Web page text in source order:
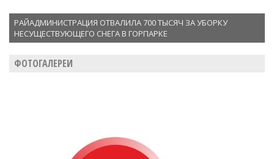
РАЙАДМИНИСТРАЦИЯ ОТВАЛИЛА 700 ТЫСЯЧ ЗА УБОРКУ
НЕСУЩЕСТВУЮЩЕГО СНЕГА В ГОРПАРКЕ
ФОТОГАЛЕРЕИ